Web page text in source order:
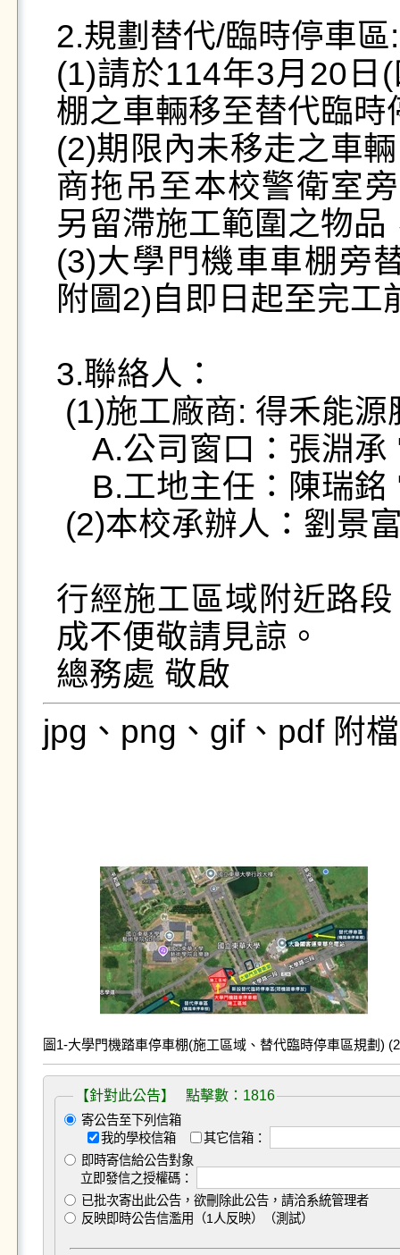
2.規劃替代/臨時停車
(1)請於114年3月20日
棚之車輛移至替代臨
(2)期限內未移走之車
商拖吊至本校警衛室
另留滯施工範圍之物
(3)大學門機車車棚旁
附圖2)自即日起至完工
3.聯絡人：
行經施工區域附近路
成不便敬請見諒。
總務處 敬啟
jpg、png、gif、pdf 附
圖1-大學門機踏車停車棚(施工區域、替代臨時停車區規劃)
【針對此公告】 點擊數：1816
寄公告至下列信箱
我的學校信箱
其它信箱：
即時寄信給公告對象
立即發信之授權碼：
已批次寄出此公告，欲刪除此公告，請洽系統管理者
反映即時公告信濫用（1人反映）（測試）